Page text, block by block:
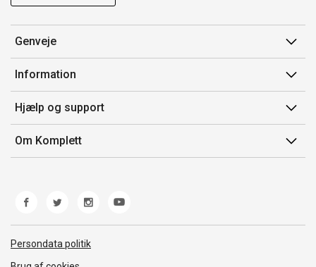
Genveje
Min side
Ordrehistorik
Gavekort
Information
Salgsbetingelser
Mærker/producent
Fortrydelsesret
Hjælp og support
Kontakt os
Kundeservice
Fejl/Mangler
Fragt og levering
Om Komplett
Persondata politik